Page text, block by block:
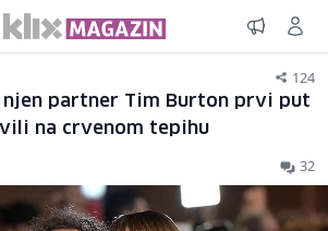
124
njen partner Tim Burton prvi put
na crvenom tepihu
32